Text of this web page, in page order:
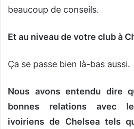
beaucoup de conseils.
Et au niveau de votre club à
Ça se passe bien là-bas aussi.
Nous avonsentendu dire
bonnes relations avec
ivoiriens de Chelsea tels